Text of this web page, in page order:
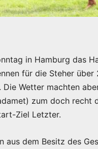
in Hamburg das
für die Steher
Wetter machten
zum doch recht
Ziel Letzter.
aus dem Besitz des